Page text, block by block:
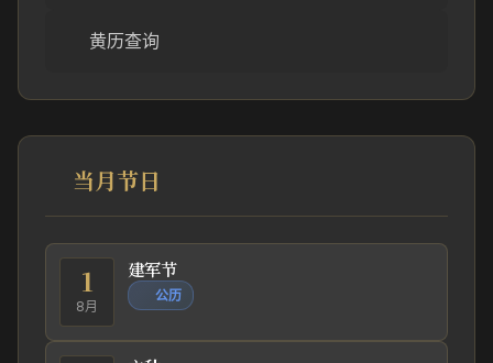
黄历查询
当月节日
1
8月
建军节
公历